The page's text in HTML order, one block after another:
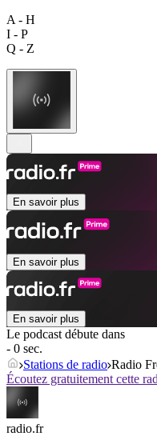
A - H
I - P
Q - Z
En savoir plus
En savoir plus
En savoir plus
Le podcast débute dans
- 0 sec.
Stations de radio Radio
Écoutez gratuitement cette
radio.fr